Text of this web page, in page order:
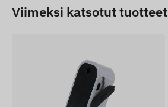
Viimeksi katsotut tuotteet